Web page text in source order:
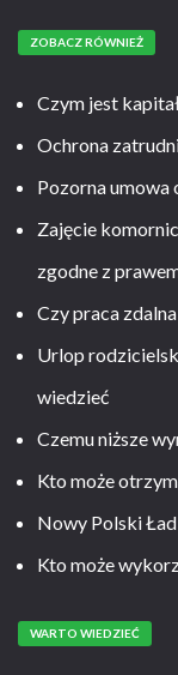
ZOBACZ RÓWNIEŻ
Czym jest
Ochrona
Pozorna umowa
Zajęcie
zgodne z
Czy praca
Urlop
wiedzieć
Czemu niższe
Kto może
Nowy Polski
Kto może
WARTO WIEDZIEĆ